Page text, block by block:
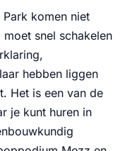
Park komen niet
snel schakelen
hebben liggen
Het is een van de
je kunt huren in